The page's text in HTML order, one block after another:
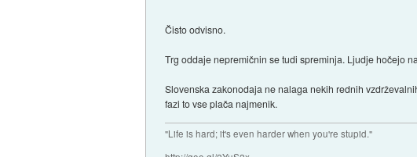
Čisto odvisno.
Trg oddaje nepremičnin se tudi spreminja. Ljudje hočejo
Slovenska zakonodaja ne nalaga nekih rednih
fazi to vse plača najmenik.
"Life is hard; it's even harder when you're stupid."